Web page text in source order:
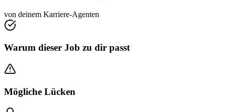
von deinem Karriere-Agenten
Warum dieser Job zu dir passt
Mögliche Lücken